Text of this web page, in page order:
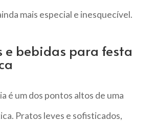
mais especial e inesquecível.
e bebidas para festa
é um dos pontos altos de uma
Pratos leves e sofisticados,